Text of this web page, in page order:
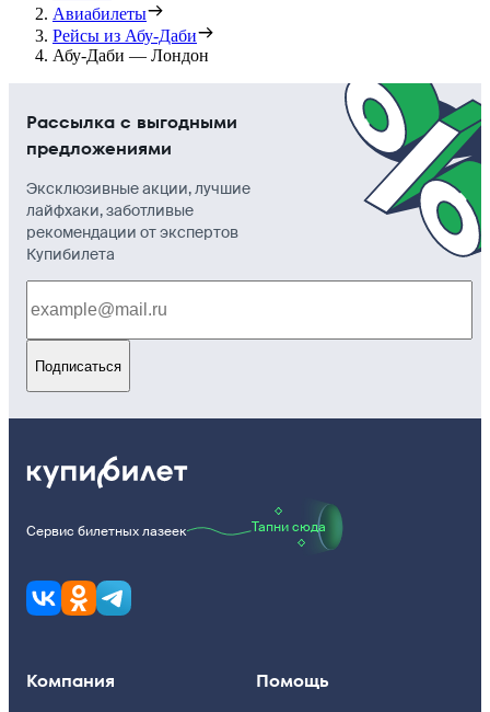
Авиабилеты
Рейсы из Абу-Даби
Абу-Даби — Лондон
Рассылка с выгодными
предложениями
Эксклюзивные акции, лучшие
лайфхаки, заботливые
рекомендации от экспертов
Купибилета
Подписаться
Сервис билетных лазеек Тапни сюда
Компания Помощь